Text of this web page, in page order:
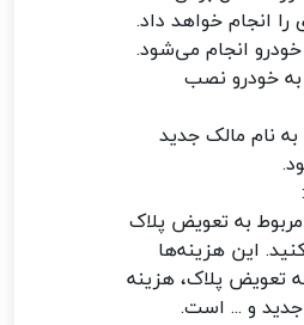
را انجام خواهد داد.
خودرو انجام می‌شود.
خودرو نصب
نام مالک جدید
به تعویض پلاک
این هزینه‌ها
تعویض پلاک، هزینه
و ... است.